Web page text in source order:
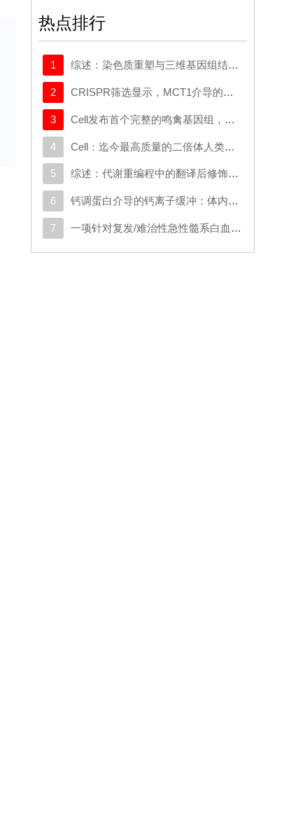
热点排行
1 综述：染色质重塑与三维基因组结构在癌症中的作用：从机制研究到新的治疗策略
2 CRISPR筛选显示，MCT1介导的代谢逃逸机制可规避SMAD3的抑制作用，这一机制可作为治疗靶点
3 Cell发布首个完整的鸣禽基因组，有助于探究发声学习
4 Cell：迄今最高质量的二倍体人类基因组构建完成
5 综述：代谢重编程中的翻译后修饰：对癌症代谢治疗和免疫治疗的启示
6 钙调蛋白介导的钙离子缓冲：体内心脏重编程的分子屏障
7 一项针对复发/难治性急性髓系白血病或原始浆细胞样树突状细胞肿瘤成人患者的CD123导向的嵌合抗原受体T细胞疗法1期试验